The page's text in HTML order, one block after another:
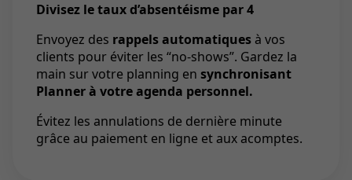
Divisez le taux d’absentéisme par 4
Envoyez des rappels automatiques à vos
clients pour éviter les “no-shows”. Gardez la
main sur votre planning en synchronisant
Planner à votre agenda personnel.
Évitez les annulations de dernière minute
grâce au paiement en ligne et aux acomptes.